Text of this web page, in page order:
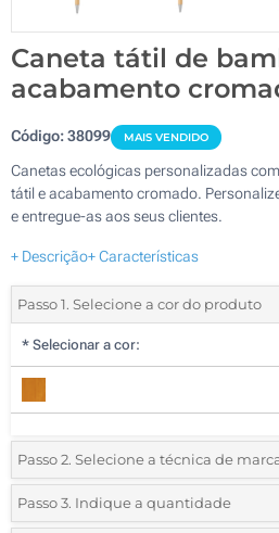
Caneta tátil de
acabamento
Código:38099 MAIS VENDIDO
Canetas ecológicas personalizadas
tátil e acabamento cromado.
e entregue-as aos seus clientes.
+ Descrição+ Características
Passo 1. Selecione a cor do produto
* Selecionar a cor:
Passo 2. Selecione a técnica de
*Selecione o tipo de marcação e as
Passo 3. Indique a quantidade